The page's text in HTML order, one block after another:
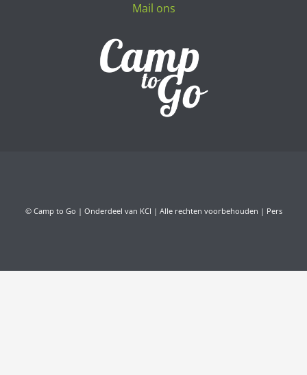
Mail ons
© Camp to Go | Onderdeel van KCI | Alle rechten voorbehouden | Pers